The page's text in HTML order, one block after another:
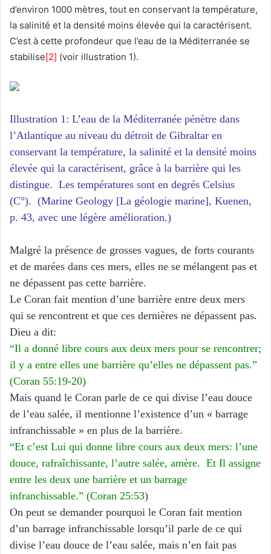
d’environ 1000 mètres, tout en conservant la température,
la salinité et la densité moins élevée qui la caractérisent.
C’est à cette profondeur que l’eau de la Méditerranée se
stabilise[2] (voir illustration 1).
Illustration 1: L’eau de la Méditerranée pénètre dans
l’Atlantique au niveau du détroit de Gibraltar en
conservant la température, la salinité et la densité moins
élevée qui la caractérisent, grâce à la barrière qui les
distingue. Les températures sont en degrés Celsius
(C°). (Marine Geology [La géologie marine], Kuenen,
p. 43, avec une légère amélioration.)
Malgré la présence de grosses vagues, de forts courants
et de marées dans ces mers, elles ne se mélangent pas et
ne dépassent pas cette barrière.
Le Coran fait mention d’une barrière entre deux mers
qui se rencontrent et que ces dernières ne dépassent pas.
Dieu a dit:
“Il a donné libre cours aux deux mers pour se rencontrer;
il y a entre elles une barrière qu’elles ne dépassent pas.”
(Coran 55:19-20)
Mais quand le Coran parle de ce qui divise l’eau douce
de l’eau salée, il mentionne l’existence d’un « barrage
infranchissable » en plus de la barrière.
“Et c’est Lui qui donne libre cours aux deux mers: l’une
douce, rafraîchissante, l’autre salée, amère. Et Il assigne
entre les deux une barrière et un barrage
infranchissable.” (Coran 25:53)
On peut se demander pourquoi le Coran fait mention
d’un barrage infranchissable lorsqu’il parle de ce qui
divise l’eau douce de l’eau salée, mais n’en fait pas